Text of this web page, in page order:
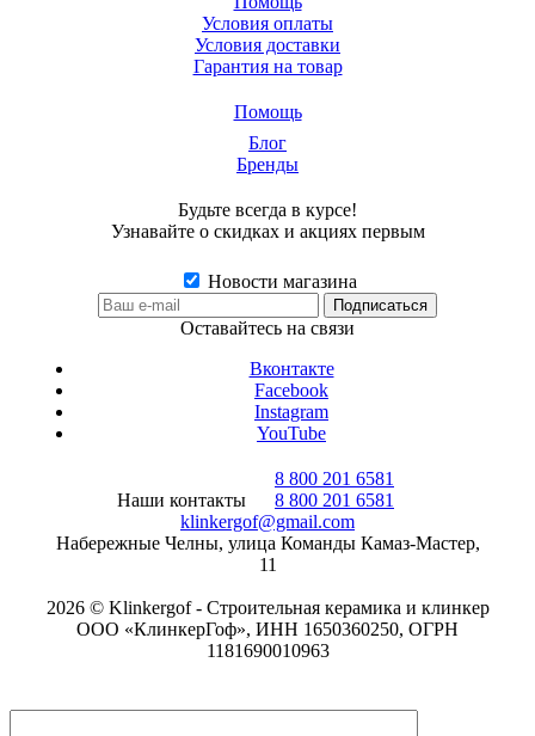
Условия оплаты
Условия доставки
Гарантия на товар
Помощь
Блог
Бренды
Будьте всегда в курсе!
Узнавайте о скидках и акциях первым
Новости магазина
Оставайтесь на связи
Вконтакте
Facebook
Instagram
YouTube
Наши контакты
8 800 201 6581
8 800 201 6581
klinkergof@gmail.com
Набережные Челны, улица Команды Камаз-Мастер,
11
2026 © Klinkergof - Строительная керамика и клинкер
ООО «КлинкерГоф», ИНН 1650360250, ОГРН
1181690010963